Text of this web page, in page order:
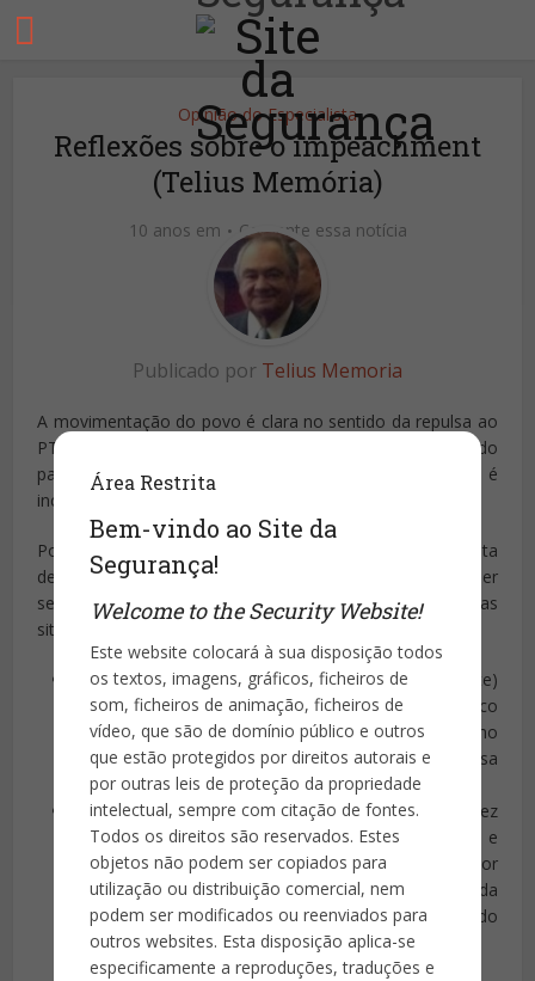
Área Restrita
Bem-vindo ao Site da
Segurança!
Welcome to the Security Website!
Este website colocará à sua disposição todos
os textos, imagens, gráficos, ficheiros de
som, ficheiros de animação, ficheiros de
vídeo, que são de domínio público e outros
que estão protegidos por direitos autorais e
por outras leis de proteção da propriedade
intelectual, sempre com citação de fontes.
Todos os direitos são reservados. Estes
objetos não podem ser copiados para
utilização ou distribuição comercial, nem
podem ser modificados ou reenviados para
outros websites. Esta disposição aplica-se
especificamente a reproduções, traduções e
Opinião do Especialista
Reflexões sobre o impeachment
(Telius Memória)
10 anos em Comente essa notícia
Publicado por Telius Memoria
A movimentação do povo é clara no sentido da repulsa ao
PT e à Dilma. Era o que os políticos estavam esperando
para se posicionarem. Mas o desdobramento ainda é
incerto.
Pode haver impedimento, ainda complicado, não por falta
de motivação e, sim, por falta de certeza de que o Temer
será aceito entre os políticos. Podem haver mais duas
situações imediatas, a meu ver:
um acordo que coloque a Dilma (extra-oficialmente)
apenas como Chefe de Estado e outro político
fazendo as vezes de Chefe de Governo, como
acontece na França (já foi falada); mas nossa
Constituição Federal não prevê esta hipótese;
a renúncia da Dilma, negociada com o PMDB. Talvez
isto aconteça , porque poderia ser mostrado a ela e
ao Lula o grande mal que ambos fariam (mal maior
ainda) ao país na sua economia em grande queda
neste momento, pelo desenrolar demorado do
impedimento.